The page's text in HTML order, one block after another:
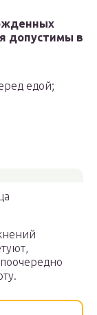
допустимы в
едой;